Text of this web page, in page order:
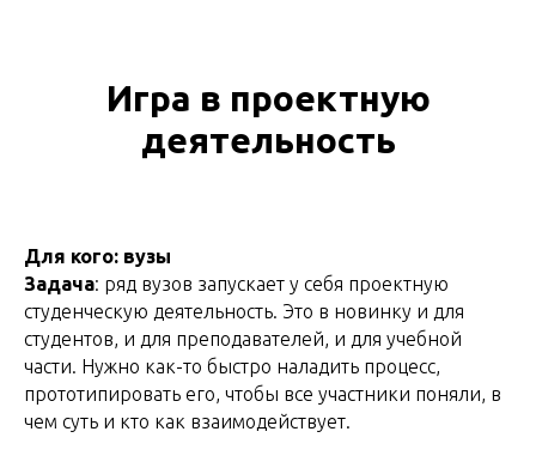
Игра в проектную
деятельность
Для кого: вузы
Задача: ряд вузов запускает у себя проектную
студенческую деятельность. Это в новинку и для
студентов, и для преподавателей, и для учебной
части. Нужно как-то быстро наладить процесс,
прототипировать его, чтобы все участники поняли, в
чем суть и кто как взаимодействует.